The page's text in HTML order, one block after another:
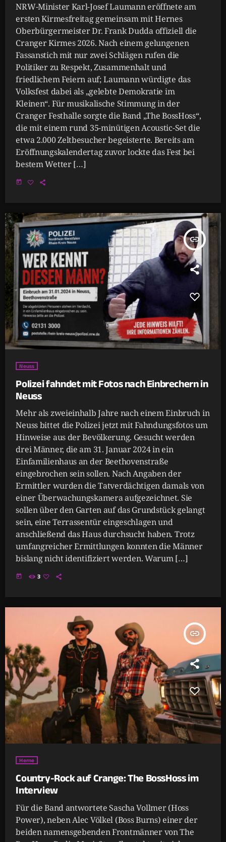
NRW-Minister Karl-Josef Laumann eröffnete am
ersten Kirmesfreitag gemeinsam mit Hernes
Oberbürgermeister Dr. Frank Dudda offiziell die
Cranger Kirmes 2026. Nach einem gelungenen
Fassanstich mit nur zwei Schlägen rufen die
Politiker zu Respekt, Zusammenhalt und
friedlichem Feiern auf; Laumann würdigte das
Volksfest dabei als „gelebte Demokratie im
Kleinen“. Für musikalische Stimmung in der
Cranger Festhalle sorgte die Band „The BossHoss“,
die mit einem rund 35-minütigen Acoustic-Set die
etwa 2.000 Zeltbesucher begeisterte. Bereits am
Eröffnungskalendertag zuvor lockte das Fest bei
bestem Wetter […]
today
insert_link
Neuss
Polizei fahndet mit Fotos nach Einbrechern in
Neuss
Mehr als zweieinhalb Jahre nach einem Einbruch in
Neuss bittet die Polizei jetzt mit Fahndungsfotos um
Hinweise aus der Bevölkerung. Gesucht werden
drei Männer, die am 31. Januar 2024 in ein
Einfamilienhaus an der Beethovenstraße
eingebrochen sein sollen. Nach Angaben der
Ermittler wurden die Tatverdächtigen damals von
einer Überwachungskamera aufgezeichnet. Sie
sollen über den Garten auf das Grundstück gelangt
sein, eine Terrassentür eingeschlagen und
anschließend das Haus durchsucht haben. Trotz
umfangreicher Ermittlungen konnten die Männer
bislang nicht identifiziert werden. Warum […]
today 3
insert_link
Herne
Country-Rock auf Crange: The BossHoss im
Interview
Für die Band antwortete Sascha Vollmer (Hoss
Power), neben Alec Völkel (Boss Burns) einer der
beiden namensgebenden Frontmänner von The